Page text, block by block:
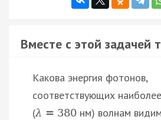
Вместе с этой задачей
Какова энергия фотонов,
соответствующих
(λ = 380 нм) волнам